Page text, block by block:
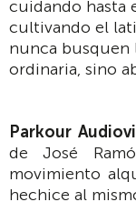
cuidando hasta
cultivando el
nunca busquen
ordinaria, sino
Parkour
de José
movimiento
hechice al